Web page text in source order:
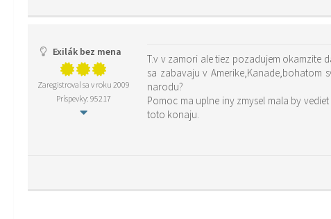
Exilák bez mena
Zaregistroval sa v roku 2009
Príspevky: 95217
T.v v zamori ale tiez pozadujem okamzite
sa zabavaju v Amerike,Kanade,bohatom
narodu?
Pomoc ma uplne iny zmysel mala by
toto konaju.